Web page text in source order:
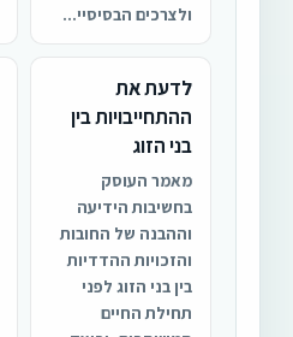
ולצרכים הבסיסיי...
לדעת את
ההתחייבויות בין
בני הזוג
מאמר העוסק
בחשיבות הידיעה
וההבנה של החובות
והזכויות ההדדיות
בין בני הזוג לפני
תחילת החיים